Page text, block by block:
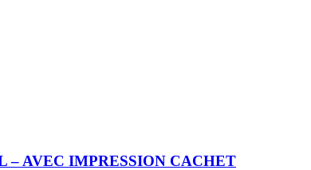
– AVEC IMPRESSION CACHET